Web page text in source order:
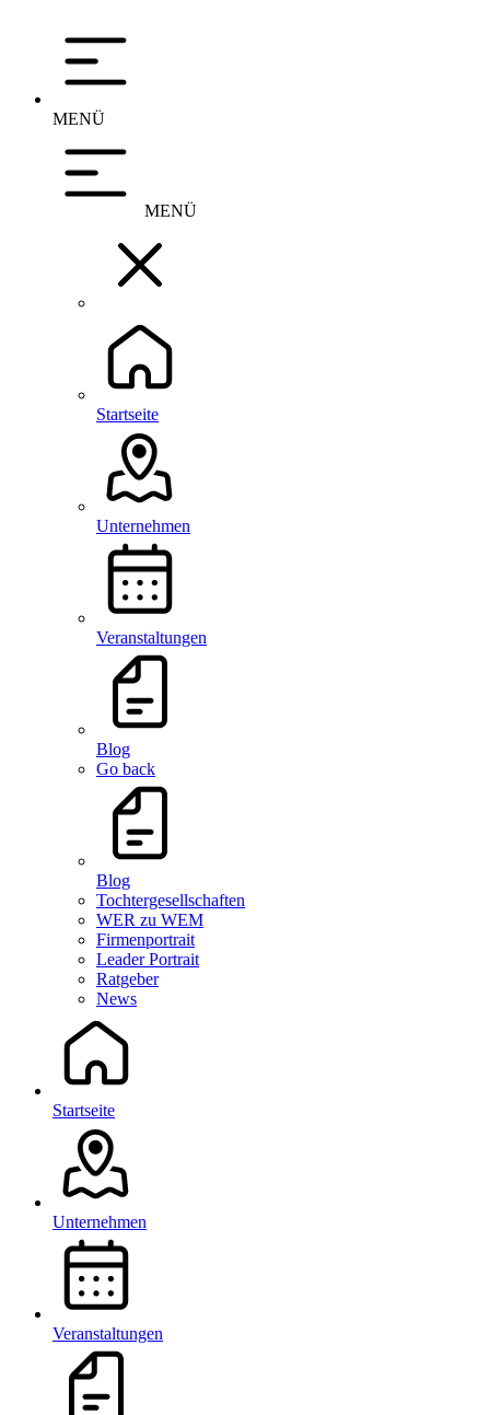
MENÜ
MENÜ
Startseite
Unternehmen
Veranstaltungen
Blog
Go back
Blog
Tochtergesellschaften
WER zu WEM
Firmenportrait
Leader Portrait
Ratgeber
News
Startseite
Unternehmen
Veranstaltungen